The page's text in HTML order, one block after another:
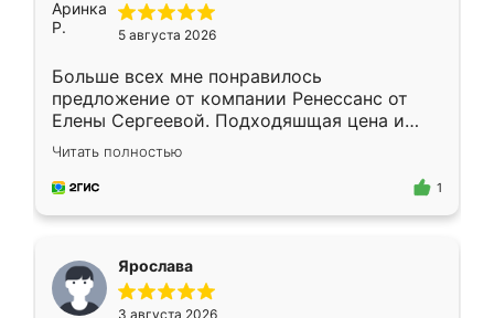
5 августа 2026
Больше всех мне понравилось
предложение от компании Ренессанс от
Елены Сергеевой. Подходяшщая цена и
короткие сроки изготовления. Приехавший
для замера сотрудник Владислав
предложил по моему эскизу самый
Читать полностью
1
Ярослава
3 августа 2026